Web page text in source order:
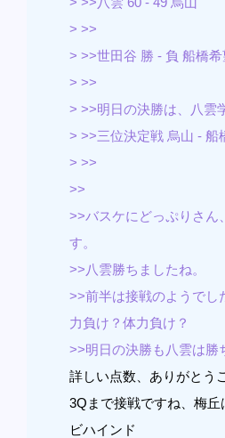
> >>
> >>世田谷 勝 - 負 船橋希
> >>
> >>明日の決勝は、八雲
> >>三位決定戦 烏山 - 船
> >>
>>
>>バスケにどっぷりさん
す。
>>八雲勝ちましたね。
>>前半は接戦のようでし
力負け？体力負け？
>>明日の決勝も八雲は勝
詳しい点数、ありがとう
3Qまで接戦ですね、梅
ビハインド